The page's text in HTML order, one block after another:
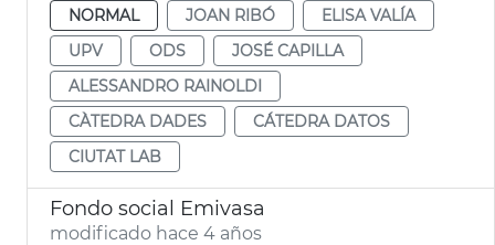
NORMAL
JOAN RIBÓ
ELISA VALÍA
UPV
ODS
JOSÉ CAPILLA
ALESSANDRO RAINOLDI
CÀTEDRA DADES
CÁTEDRA DATOS
CIUTAT LAB
Fondo social Emivasa
modificado hace 4 años